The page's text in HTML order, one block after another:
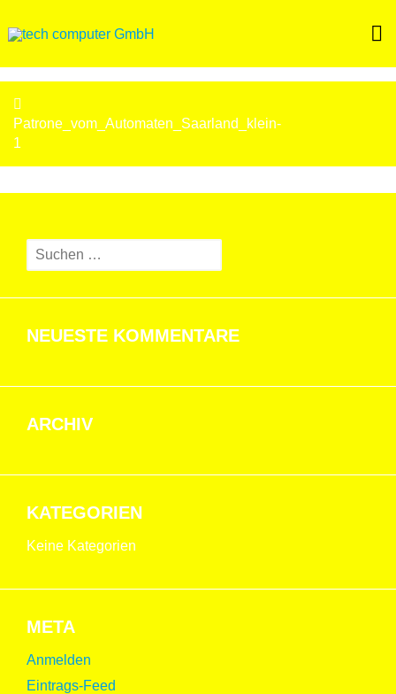
to
BEITRAGSNAVIGATION
Patrone_vom_Automaten_Saarland_klein-
1
Suchen
NEUESTE KOMMENTARE
ARCHIV
KATEGORIEN
Keine Kategorien
META
Anmelden
Eintrags-Feed